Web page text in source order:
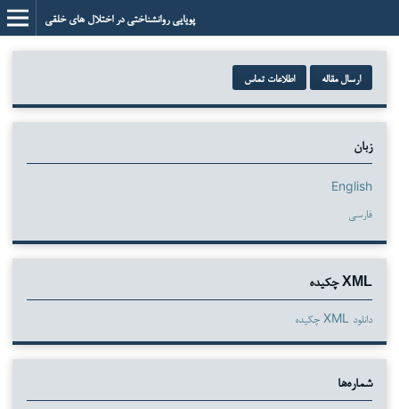
پویایی روانشناختی در اختلال های خلقی
ارسال مقاله اطلاعات تماس
زبان
English
فارسی
XML چکیده
دانلود XML چکیده
شماره‌ها